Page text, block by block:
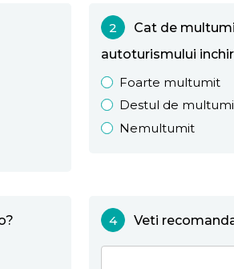
2
Cat de
autoturismului
Foarte multumit
Destul de
Nemultumit
4 Veti